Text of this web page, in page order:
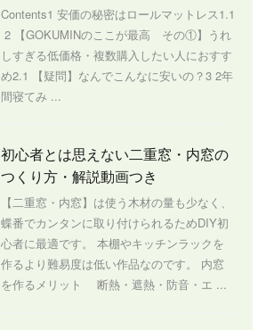
Contents1 安価の秘密はロールマットレス1.1
2 【GOKUMINのここが最高 その①】うれ
しすぎる低価格・複数購入したい人におすす
め2.1 【疑問】なんでこんなに安いの？3 2年
間寝てみ ...
初心者とは思えない二重窓・内窓の
つくり方・解説動画つき
【二重窓・内窓】は使う木材の量も少なく、
蝶番でカンタンに取り付けられるためDIY初
心者に最適です。 本棚やキッチンラックを
作るより難易度は低い作品なのです。 内窓
を作るメリット 断熱・遮熱・防音・エ ...